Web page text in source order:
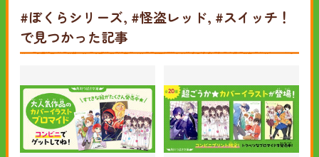
#ぼくらシリーズ, #怪盗レッド, #スイッチ！
で見つかった記事